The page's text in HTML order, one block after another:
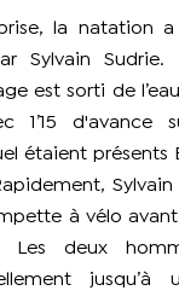
la natation
Sylvain Sudrie.
est sorti de
1’15 d'avance
étaient présents
Sylvain
à vélo
Les deux
jusqu’à